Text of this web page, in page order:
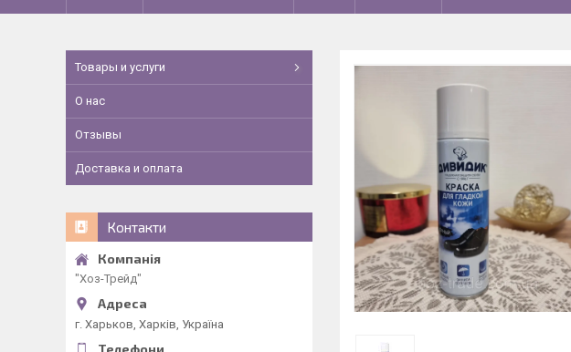
Товары и услуги
О нас
Отзывы
Доставка и оплата
Контакти
"Хоз-Трейд"
г. Харьков, Харків, Україна